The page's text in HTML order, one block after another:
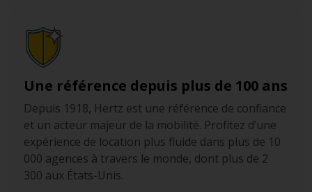
Une référence depuis plus de 100 ans
Depuis 1918, Hertz est une référence de confiance
et un acteur majeur de la mobilité. Profitez d’une
expérience de location plus fluide dans plus de 10
000 agences à travers le monde, dont plus de 2
300 aux États-Unis.